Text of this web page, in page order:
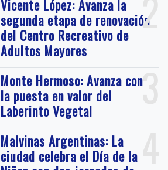
2
Vicente López: Avanza la
segunda etapa de renovación
del Centro Recreativo de
Adultos Mayores
3
Monte Hermoso: Avanza con
la puesta en valor del
Laberinto Vegetal
4
Malvinas Argentinas: La
ciudad celebra el Día de la